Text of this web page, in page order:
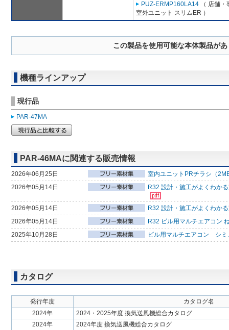
PUZ-ERMP160LA14 （ 店舗
室外ユニット スリムER ）
この製品を使用可能な本体製品が
機種ラインアップ
現行品
PAR-47MA
PAR-46MAに関連する販売情報
2026年06月25日
室内ユニットPRチラシ（
2026年05月14日
R32 設計・施工がよくわか
2026年05月14日
R32 設計・施工がよくわか
2026年05月14日
R32 ビル用マルチエアコン
2025年10月28日
ビル用マルチエアコン シミ
カタログ
発行年度
カタログ名
2024年
2024・2025年度 換気送風機総合カタログ
2024年
2024年度 換気送風機総合カタログ